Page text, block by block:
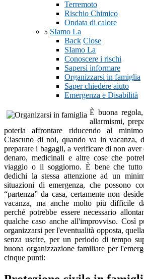
Terremoto
Rischio Chimico
Ondata di calore
5 SIamo La
Back Close
SIamo La
Conoscere i rischi
Sapersi informare
Organizzarsi in famiglia
Saper chiedere aiuto
Emergenza e Disabilità
È buona
allarmismi,
poterla affrontare riducendo al
Ciascuno di noi, quando va in vacanza,
preparare i bagagli, a verificare di non
denaro, medicinali e altre cose che
viaggio o il soggiorno. È bene che
dedichi la stessa attenzione ad un
situazioni di emergenza, che possono
“partenza” da casa, certamente non
vacanza, ma anche molto più difficile
perché potrebbe essere necessario
qualche caso anche all'improvviso. Così
organizzarsi per l'eventualità opposta,
senza uscire, per un periodo di tempo
buona organizzazione familiare per
cinque punti: